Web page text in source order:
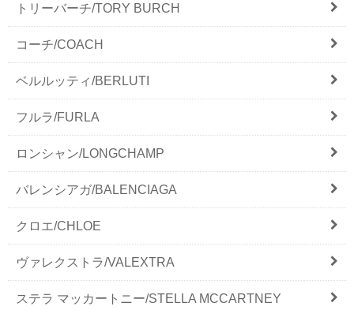
トリーバーチ/TORY BURCH
コーチ/COACH
ベルルッティ/BERLUTI
フルラ/FURLA
ロンシャン/LONGCHAMP
バレンシアガ/BALENCIAGA
クロエ/CHLOE
ヴァレクストラ/VALEXTRA
ステラ マッカートニー/STELLA MCCARTNEY